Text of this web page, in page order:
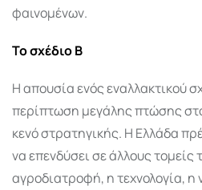
φαινομένων.
Το σχέδιο Β
Η απουσία ενός εναλλακτικού
περίπτωση μεγάλης πτώσης
κενό στρατηγικής. Η Ελλάδα
να επενδύσει σε άλλους τομείς
αγροδιατροφή, η τεχνολογία, η